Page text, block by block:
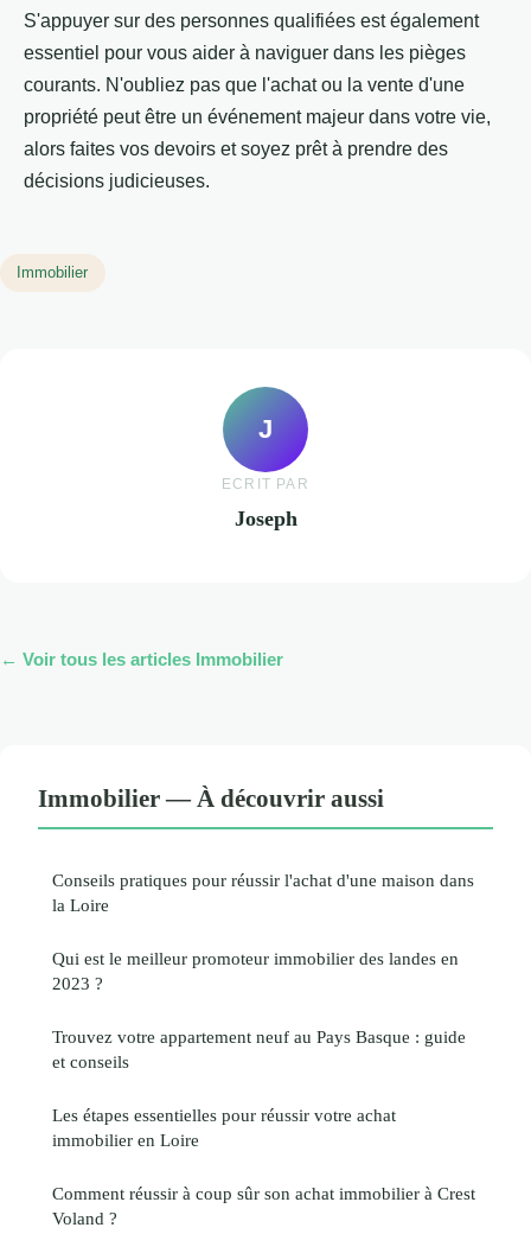
S'appuyer sur des personnes qualifiées est également
essentiel pour vous aider à naviguer dans les pièges
courants. N'oubliez pas que l'achat ou la vente d'une
propriété peut être un événement majeur dans votre vie,
alors faites vos devoirs et soyez prêt à prendre des
décisions judicieuses.
Immobilier
J
ECRIT PAR
Joseph
← Voir tous les articles Immobilier
Immobilier — À découvrir aussi
Conseils pratiques pour réussir l'achat d'une maison dans
la Loire
Qui est le meilleur promoteur immobilier des landes en
2023 ?
Trouvez votre appartement neuf au Pays Basque : guide
et conseils
Les étapes essentielles pour réussir votre achat
immobilier en Loire
Comment réussir à coup sûr son achat immobilier à Crest
Voland ?